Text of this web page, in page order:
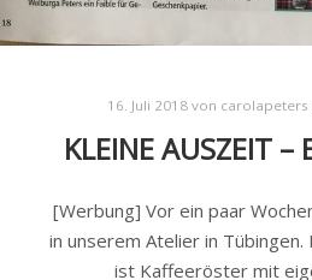
16. Juli 2018 von carolapeters
KLEINE AUSZEIT –
[Werbung] Vor ein paar
in unserem Atelier in Tübingen.
ist Kaffeeröster mit